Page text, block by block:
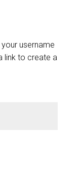
username
link to create a